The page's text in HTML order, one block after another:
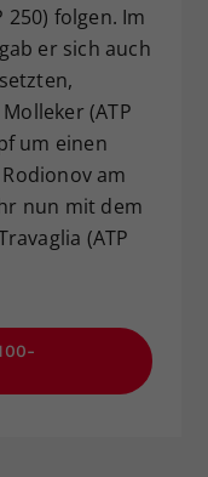
250) folgen. Im
er sich auch
(ATP
um einen
am
nun mit dem
(ATP